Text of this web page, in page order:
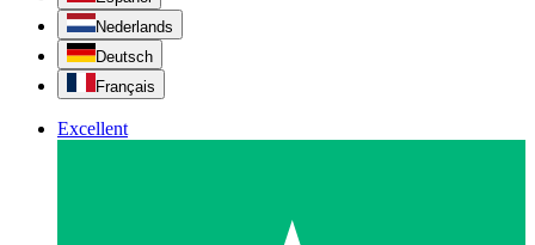
Nederlands
Deutsch
Français
Excellent